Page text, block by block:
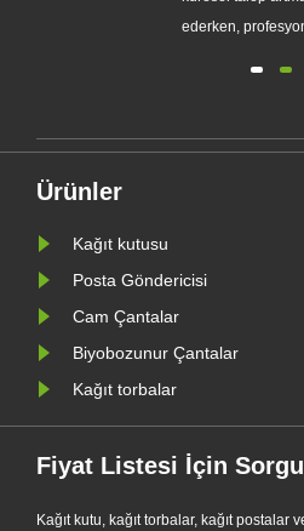
ederken,
Geleneksel
Ürünler
Kağıt kutusu
Posta Göndericisi
Cam Çantalar
Biyobozunur Çantalar
Kağıt torbalar
Fiyat Listesi İçin
Kağıt kutu, kağıt torbalar, kağıt postalar